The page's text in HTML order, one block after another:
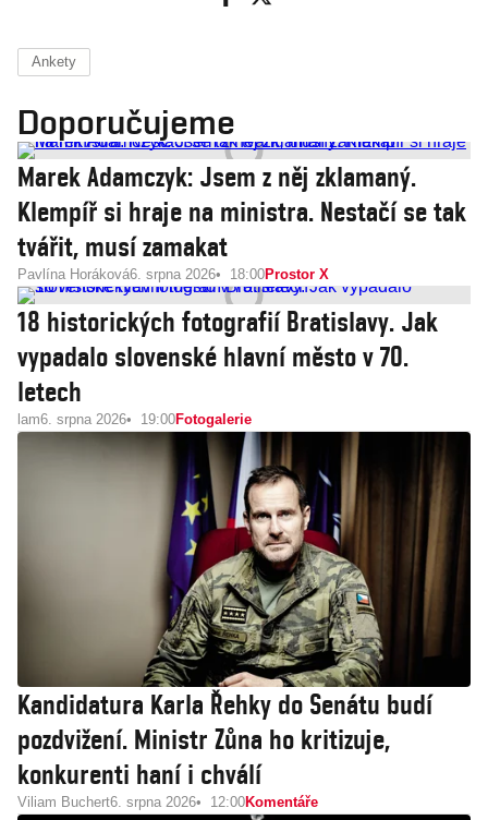
Ankety
Doporučujeme
Marek Adamczyk: Jsem z něj zklamaný.
Klempíř si hraje na ministra. Nestačí se tak
tvářit, musí zamakat
Pavlína Horáková6. srpna 2026 18:00Prostor X
18 historických fotografií Bratislavy. Jak
vypadalo slovenské hlavní město v 70.
letech
lam6. srpna 2026 19:00Fotogalerie
Kandidatura Karla Řehky do Senátu budí
pozdvižení. Ministr Zůna ho kritizuje,
konkurenti haní i chválí
Viliam Buchert6. srpna 2026 12:00Komentáře